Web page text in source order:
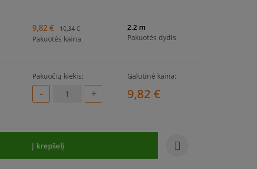
9,82 € 10,34 €
Pakuotės kaina
2.2 m
Pakuotės dydis
Pakuočių kiekis:
- +
Galutinė kaina:
9,82 €
Į krepšelį